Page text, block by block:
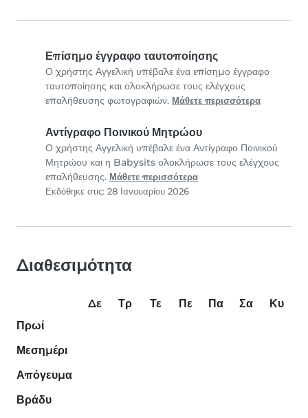
Επίσημο έγγραφο ταυτοποίησης
Ο χρήστης Αγγελική υπέβαλε ένα επίσημο έγγραφο
ταυτοποίησης και ολοκλήρωσε τους ελέγχους
επαλήθευσης φωτογραφιών. Μάθετε περισσότερα
Αντίγραφο Ποινικού Μητρώου
Ο χρήστης Αγγελική υπέβαλε ένα Αντίγραφο Ποινικού
Μητρώου και η Babysits ολοκλήρωσε τους ελέγχους
επαλήθευσης. Μάθετε περισσότερα
Εκδόθηκε στις: 28 Ιανουαρίου 2026
Διαθεσιμότητα
Δε Τρ Τε Πε Πα Σα
Κυ
Πρωί
Μεσημέρι
Απόγευμα
Βράδυ